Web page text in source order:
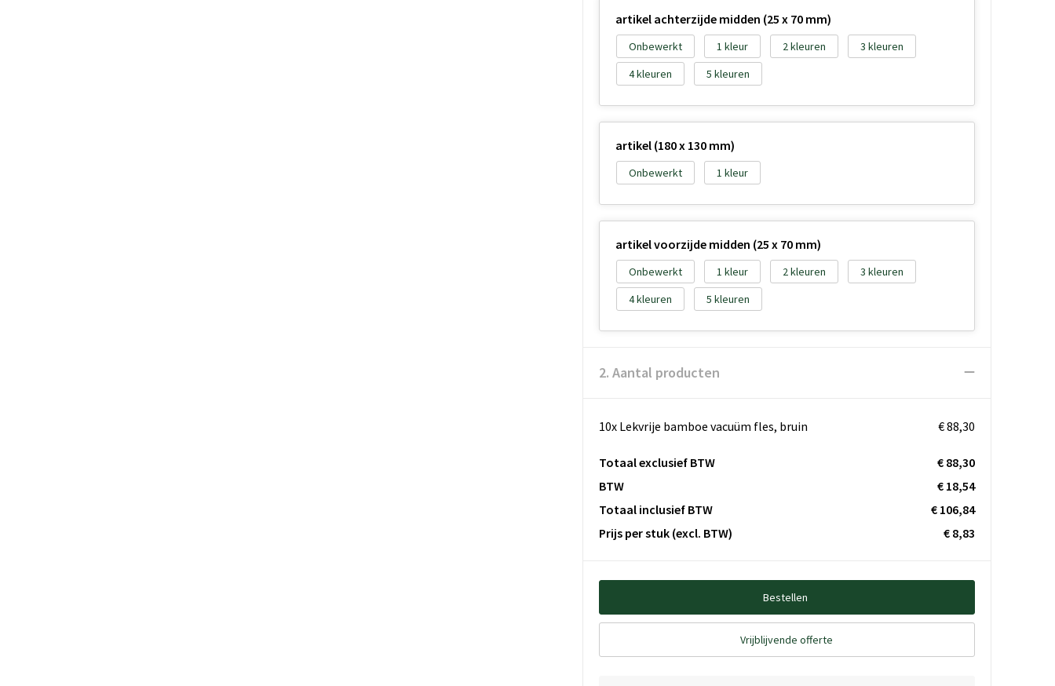
artikel achterzijde midden (25 x 70 mm)
Onbewerkt 1 2
3
4
5
artikel (180 x 130 mm)
Onbewerkt 1
artikel voorzijde midden (25 x 70 mm)
Onbewerkt 1 2
3
4
5
2. Aantal producten
10x Lekvrije bamboe vacuüm fles, bruin € 88,30
Totaal exclusief BTW
€ 88,30
BTW
€ 18,54
Totaal inclusief BTW
€ 106,84
Prijs per stuk (excl. BTW) € 8,83
Bestellen
Vrijblijvende offerte